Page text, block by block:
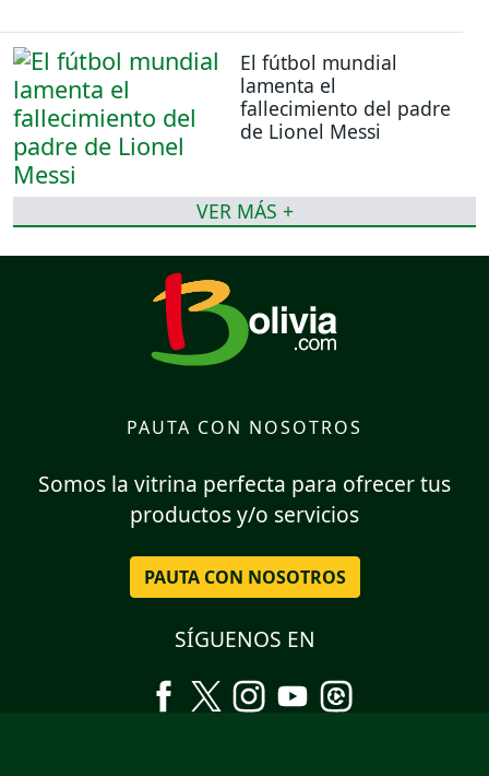
El fútbol mundial
lamenta el
fallecimiento del padre
de Lionel Messi
VER MÁS +
PAUTA CON NOSOTROS
Somos la vitrina perfecta para ofrecer tus
productos y/o servicios
PAUTA CON NOSOTROS
SÍGUENOS EN